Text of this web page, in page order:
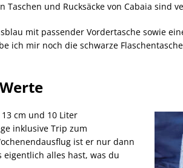
und Rucksäcke von Cabaia sind
mit passender Vordertasche sowie
ich mir noch die schwarze
cm und 10 Liter
inklusive Trip zum
ist er nur dann
alles hast, was du